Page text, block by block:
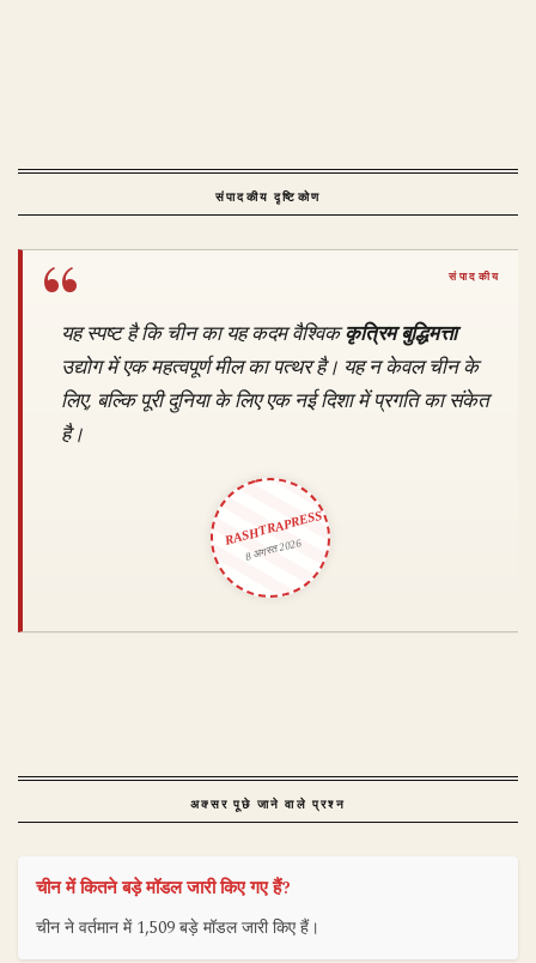
संपादकीय दृष्टिकोण
यह स्पष्ट है कि चीन का यह कदम वैश्विककृत्रिम बुद्धिमत्ता
उद्योग में एक महत्वपूर्ण मील का पत्थर है। यह न केवल चीन के
लिए, बल्कि पूरी दुनिया के लिए एक नई दिशा में प्रगति का संकेत
है।
RASHTRAPRESS
8 अगस्त 2026
अक्सर पूछे जाने वाले प्रश्न
चीन में कितने बड़े मॉडल जारी किए गए हैं?
चीन ने वर्तमान में 1,509 बड़े मॉडल जारी किए हैं।